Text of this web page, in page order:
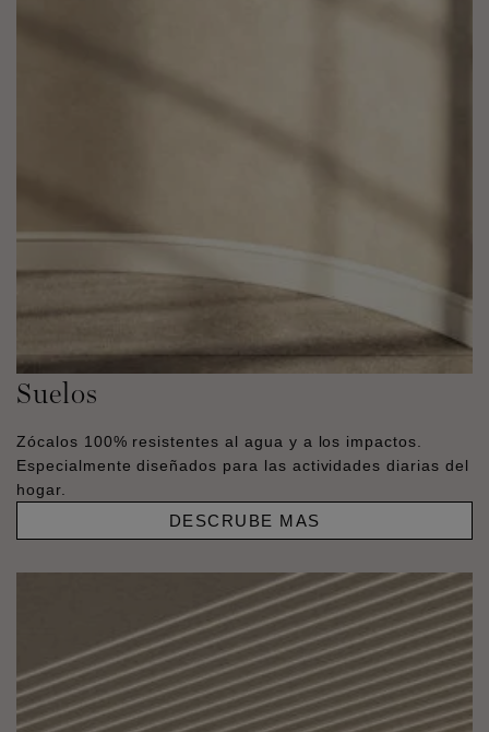
Suelos
Zócalos 100% resistentes al agua y a los impactos.
Especialmente diseñados para las actividades diarias del
hogar.
DESCRUBE MAS